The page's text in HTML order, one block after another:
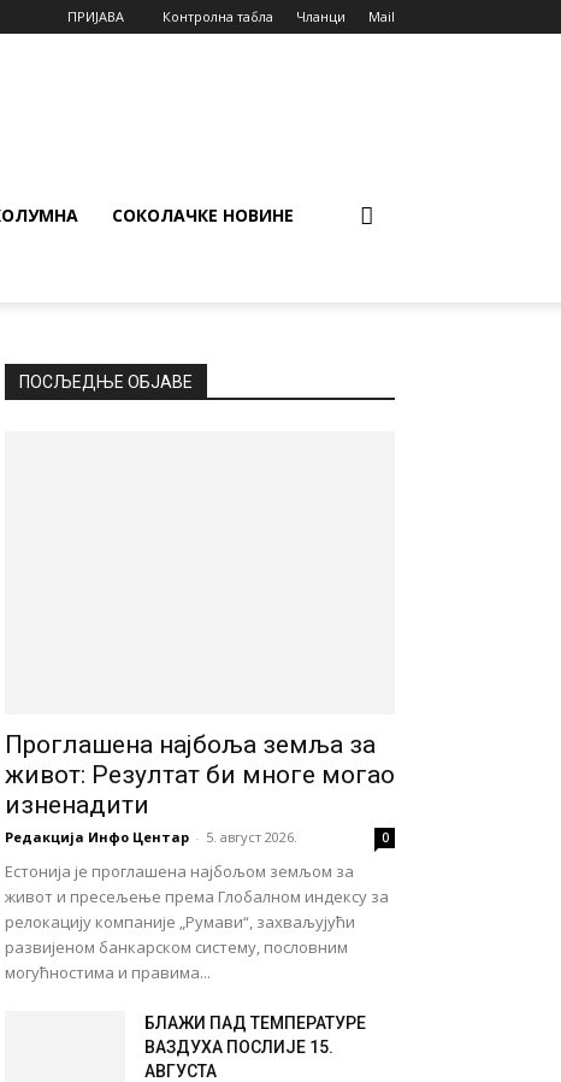
ПРИЈАВА Контролна табла Чланци Mail
СОКОЛАЧКЕ НОВИНЕ
ПОСЉЕДЊЕ ОБЈАВЕ
Проглашена најбоља земља за
живот: Резултат би многе могао
изненадити
Редакција Инфо Центар - 5. август 2026. 0
Естонија је проглашена најбољом земљом за
живот и пресељење према Глобалном индексу за
релокацију компаније „Румави“, захваљујући
развијеном банкарском систему, пословним
могућностима и правима...
БЛАЖИ ПАД ТЕМПЕРАТУРЕ
ВАЗДУХА ПОСЛИЈЕ 15.
АВГУСТА